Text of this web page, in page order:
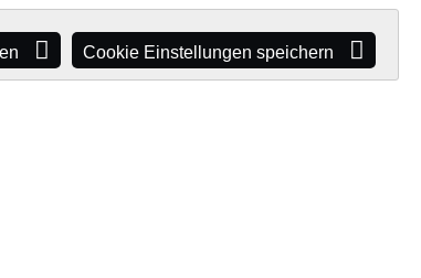
Werden Sie Amewi Händler
Amewi B2B-Shop
Cookie Einstellungen speichern